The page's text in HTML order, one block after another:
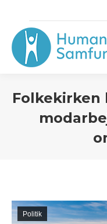
Politik